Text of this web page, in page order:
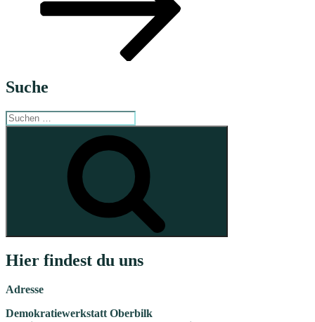
Suche
Suche
nach:
Hier findest du uns
Adresse
Demokratiewerkstatt Oberbilk